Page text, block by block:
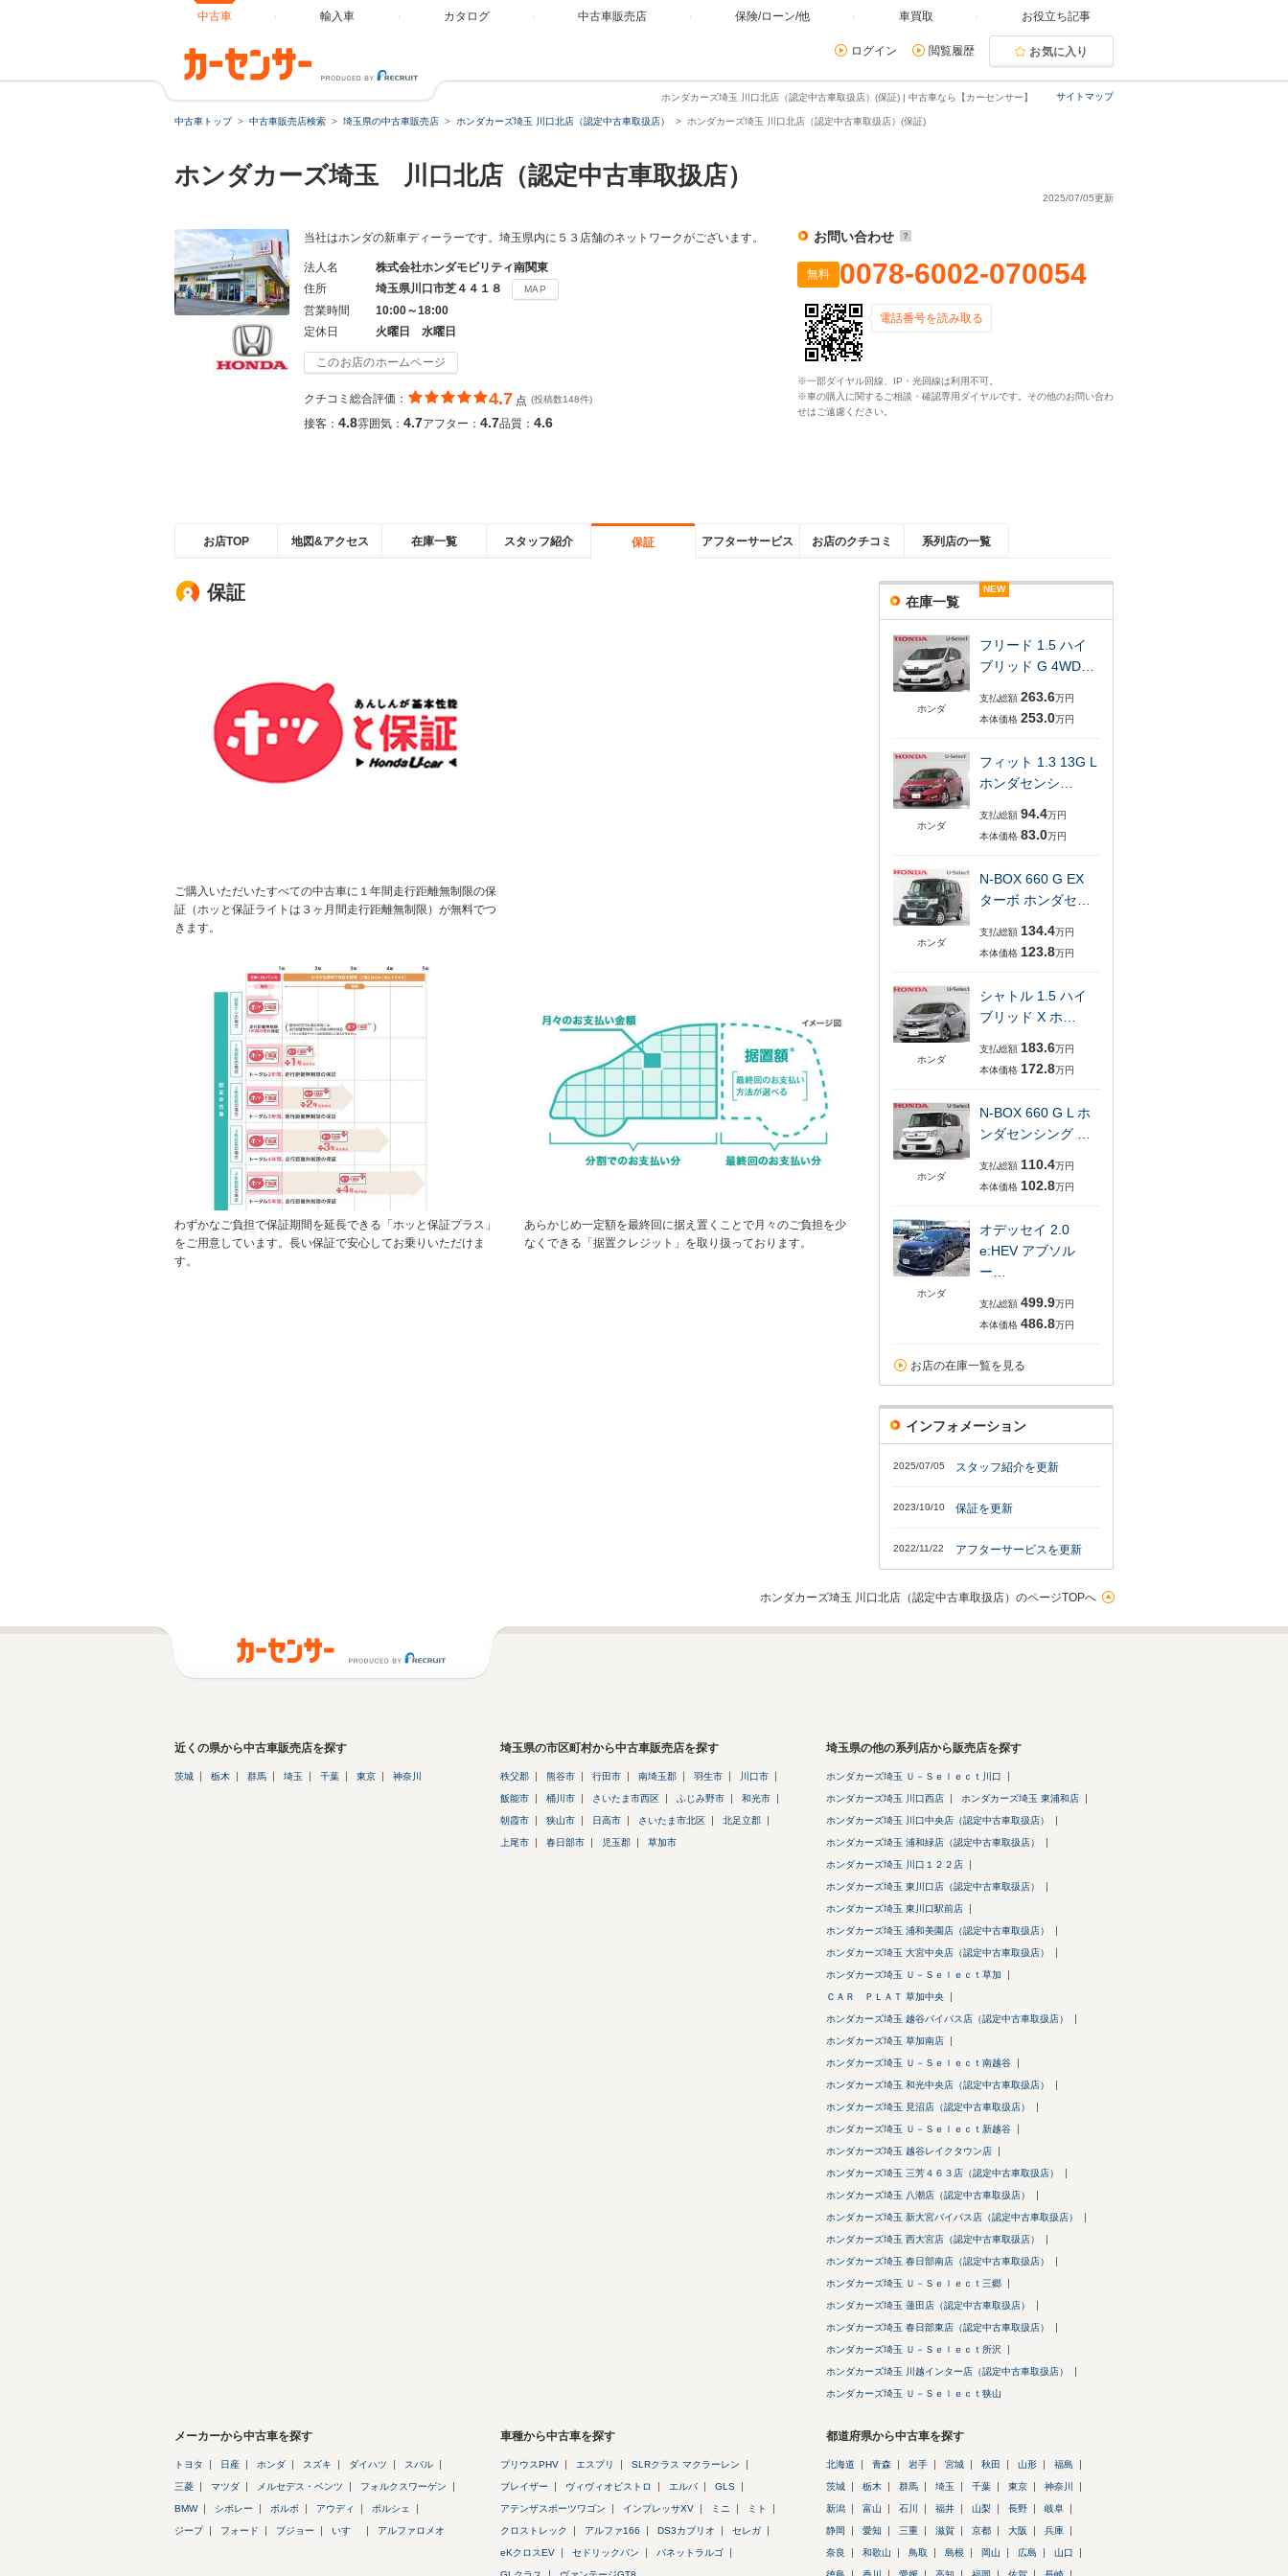
中古車 輸入車 カタログ 中古車販売店 保険/ローン/他 車買取 お役立ち記事
ログイン 閲覧履歴 お気に入り
サイトマップ
ホンダカーズ埼玉 川口北店（認定中古車取扱店）(保証) | 中古車なら【カーセンサー】
中古車トップ 中古車販売店検索 埼玉県の中古車販売店 ホンダカーズ埼玉 川口北店（認定中古車取扱店） ホンダカーズ埼玉 川口北店（認定中古車取扱店）(保証)
ホンダカーズ埼玉 川口北店（認定中古車取扱店）
2025/07/05更新
当社はホンダの新車ディーラーです。埼玉県内に５３店舗のネットワークがございます。
法人名
株式会社ホンダモビリティ南関東
住所
埼玉県川口市芝４４１８ MAP
営業時間
10:00～18:00
定休日
火曜日 水曜日
このお店のホームページ
クチコミ総合評価： 4.7 点 (投稿数148件)
接客： 4.8雰囲気： 4.7アフター： 4.7品質： 4.6
お問い合わせ
無料 0078-6002-070054
電話番号を読み取る
※一部ダイヤル回線、IP・光回線は利用不可。
※車の購入に関するご相談・確認専用ダイヤルです。その他のお問い合わ
せはご遠慮ください。
お店TOP 地図&アクセス 在庫一覧 スタッフ紹介 保証 アフターサービス お店のクチコミ 系列店の一覧
保証
ご購入いただいたすべての中古車に１年間走行距離無制限の保
証（ホッと保証ライトは３ヶ月間走行距離無制限）が無料でつ
きます。
わずかなご負担で保証期間を延長できる「ホッと保証プラス」
をご用意しています。長い保証で安心してお乗りいただけま
す。
あらかじめ一定額を最終回に据え置くことで月々のご負担を少
なくできる「据置クレジット」を取り扱っております。
在庫一覧
ホンダ
NEW
フリード 1.5 ハイ
ブリッド G 4WD…
支払総額 263.6万円
本体価格 253.0万円
ホンダ
NEW
フィット 1.3 13G L
ホンダセンシ…
支払総額 94.4万円
本体価格 83.0万円
ホンダ
NEW
N-BOX 660 G EX
ターボ ホンダセ…
支払総額 134.4万円
本体価格 123.8万円
ホンダ
NEW
シャトル 1.5 ハイ
ブリッド X ホ…
支払総額 183.6万円
本体価格 172.8万円
ホンダ
N-BOX 660 G L ホ
ンダセンシング …
支払総額 110.4万円
本体価格 102.8万円
ホンダ
オデッセイ 2.0
e:HEV アブソル
ー…
支払総額 499.9万円
本体価格 486.8万円
お店の在庫一覧を見る
インフォメーション
2025/07/05 スタッフ紹介を更新
2023/10/10 保証を更新
2022/11/22 アフターサービスを更新
ホンダカーズ埼玉 川口北店（認定中古車取扱店）のページTOPへ
近くの県から中古車販売店を探す
茨城 栃木 群馬 埼玉 千葉 東京 神奈川
埼玉県の市区町村から中古車販売店を探す
秩父郡 熊谷市 行田市 南埼玉郡 羽生市 川口市
飯能市 桶川市 さいたま市西区 ふじみ野市 和光市
朝霞市 狭山市 日高市 さいたま市北区 北足立郡
上尾市 春日部市 児玉郡 草加市
埼玉県の他の系列店から販売店を探す
ホンダカーズ埼玉 Ｕ－Ｓｅｌｅｃｔ川口
ホンダカーズ埼玉 川口西店 ホンダカーズ埼玉 東浦和店
ホンダカーズ埼玉 川口中央店（認定中古車取扱店）
ホンダカーズ埼玉 浦和緑店（認定中古車取扱店）
ホンダカーズ埼玉 川口１２２店
ホンダカーズ埼玉 東川口店（認定中古車取扱店）
ホンダカーズ埼玉 東川口駅前店
ホンダカーズ埼玉 浦和美園店（認定中古車取扱店）
ホンダカーズ埼玉 大宮中央店（認定中古車取扱店）
ホンダカーズ埼玉 Ｕ－Ｓｅｌｅｃｔ草加
ＣＡＲ ＰＬＡＴ 草加中央
ホンダカーズ埼玉 越谷バイパス店（認定中古車取扱店）
ホンダカーズ埼玉 草加南店
ホンダカーズ埼玉 Ｕ－Ｓｅｌｅｃｔ南越谷
ホンダカーズ埼玉 和光中央店（認定中古車取扱店）
ホンダカーズ埼玉 見沼店（認定中古車取扱店）
ホンダカーズ埼玉 Ｕ－Ｓｅｌｅｃｔ新越谷
ホンダカーズ埼玉 越谷レイクタウン店
ホンダカーズ埼玉 三芳４６３店（認定中古車取扱店）
ホンダカーズ埼玉 八潮店（認定中古車取扱店）
ホンダカーズ埼玉 新大宮バイパス店（認定中古車取扱店）
ホンダカーズ埼玉 西大宮店（認定中古車取扱店）
ホンダカーズ埼玉 春日部南店（認定中古車取扱店）
ホンダカーズ埼玉 Ｕ－Ｓｅｌｅｃｔ三郷
ホンダカーズ埼玉 蓮田店（認定中古車取扱店）
ホンダカーズ埼玉 春日部東店（認定中古車取扱店）
ホンダカーズ埼玉 Ｕ－Ｓｅｌｅｃｔ所沢
ホンダカーズ埼玉 川越インター店（認定中古車取扱店）
ホンダカーズ埼玉 Ｕ－Ｓｅｌｅｃｔ狭山
メーカーから中古車を探す
トヨタ 日産 ホンダ スズキ ダイハツ スバル
三菱 マツダ メルセデス・ベンツ フォルクスワーゲン
BMW シボレー ボルボ アウディ ポルシェ
ジープ フォード プジョー いすゞ アルファロメオ
車種から中古車を探す
プリウスPHV エスプリ SLRクラス マクラーレン
ブレイザー ヴィヴィオビストロ エルバ GLS
アテンザスポーツワゴン インプレッサXV ミニ ミト
クロストレック アルファ166 DS3カブリオ セレガ
eKクロスEV セドリックバン バネットラルゴ
都道府県から中古車を探す
北海道 青森 岩手 宮城 秋田 山形 福島
茨城 栃木 群馬 埼玉 千葉 東京 神奈川
新潟 富山 石川 福井 山梨 長野 岐阜
静岡 愛知 三重 滋賀 京都 大阪 兵庫
奈良 和歌山 鳥取 島根 岡山 広島 山口